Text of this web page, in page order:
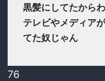
黒髪にしてたから
テレビやメディア
てた奴じゃん
76